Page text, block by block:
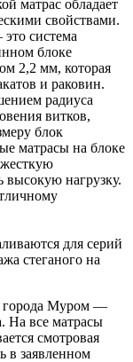
матрас обладает
свойствами.
это система
блоке
2,2 мм, которая
и раковин.
радиуса
витков,
блок
матрасы на блоке
высокую нагрузку.
для серий
стеганого на
города Муром —
На все матрасы
смотровая
в заявленном